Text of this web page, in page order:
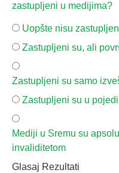
zastupljeni u medijima?
Uopšte nisu
Zastupljeni su, ali
Zastupljeni su samo
Zastupljeni su u
Mediji u Sremu su
invaliditetom
Glasaj Rezultati